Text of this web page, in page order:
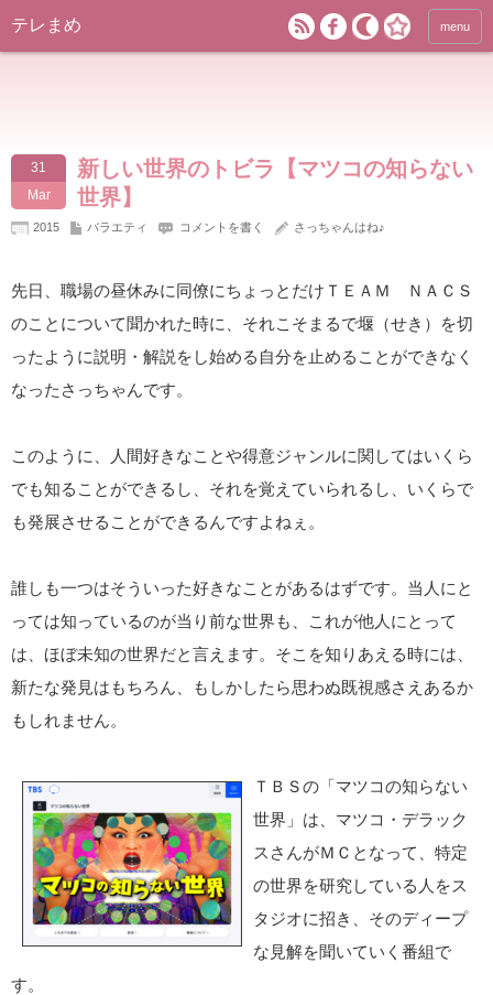
テレまめ menu
31
Mar
新しい世界のトビラ【マツコの知らない
世界】
2015 バラエティ コメントを書く さっちゃんはね♪
先日、職場の昼休みに同僚にちょっとだけＴＥＡＭ ＮＡＣＳ
のことについて聞かれた時に、それこそまるで堰（せき）を切
ったように説明・解説をし始める自分を止めることができなく
なったさっちゃんです。
このように、人間好きなことや得意ジャンルに関してはいくら
でも知ることができるし、それを覚えていられるし、いくらで
も発展させることができるんですよねぇ。
誰しも一つはそういった好きなことがあるはずです。当人にと
っては知っているのが当り前な世界も、これが他人にとって
は、ほぼ未知の世界だと言えます。そこを知りあえる時には、
新たな発見はもちろん、もしかしたら思わぬ既視感さえあるか
もしれません。
ＴＢＳの「マツコの知らない
世界」は、マツコ・デラック
スさんがＭＣとなって、特定
の世界を研究している人をス
タジオに招き、そのディープ
な見解を聞いていく番組で
す。